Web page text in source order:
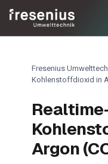
Fresenius
Kohlenstoffdioxid in
Argon